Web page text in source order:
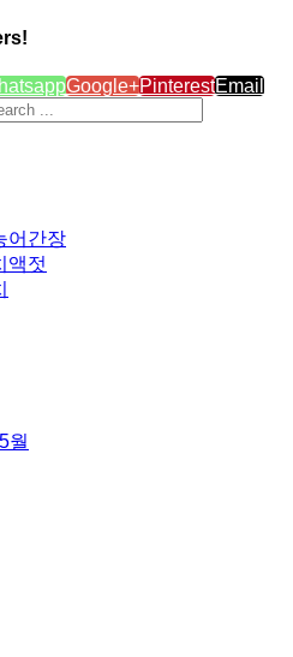
Google+PinterestEmail
어간장
액젓
월